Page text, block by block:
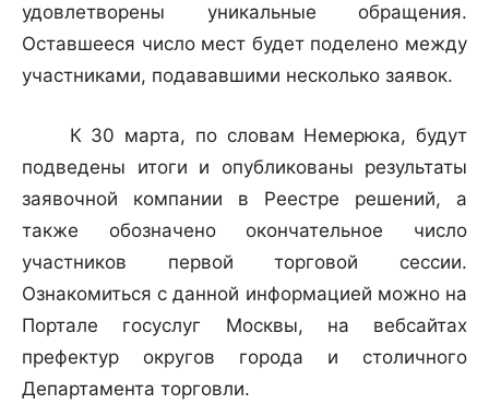
удовлетворены уникальные обращения.
Оставшееся число мест будет поделено между
участниками, подававшими несколько заявок.
К 30 марта, по словам Немерюка, будут
подведены итоги и опубликованы результаты
заявочной компании в Реестре решений, а
также обозначено окончательное число
участников первой торговой сессии.
Ознакомиться с данной информацией можно на
Портале госуслуг Москвы, на вебсайтах
префектур округов города и столичного
Департамента торговли.